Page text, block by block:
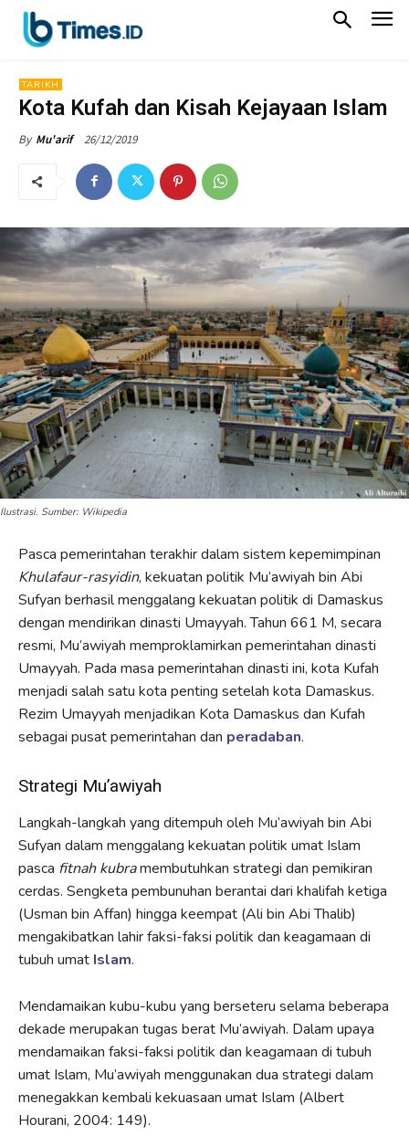
TARIKH
Kota Kufah dan Kisah Kejayaan Islam
By Mu'arif 26/12/2019
Ilustrasi. Sumber: Wikipedia
Pasca pemerintahan terakhir dalam sistem kepemimpinan
Khulafaur-rasyidin, kekuatan politik Mu’awiyah bin Abi
Sufyan berhasil menggalang kekuatan politik di Damaskus
dengan mendirikan dinasti Umayyah. Tahun 661 M, secara
resmi, Mu’awiyah memproklamirkan pemerintahan dinasti
Umayyah. Pada masa pemerintahan dinasti ini, kota Kufah
menjadi salah satu kota penting setelah kota Damaskus.
Rezim Umayyah menjadikan Kota Damaskus dan Kufah
sebagai pusat pemerintahan dan peradaban.
Strategi Mu’awiyah
Langkah-langkah yang ditempuh oleh Mu’awiyah bin Abi
Sufyan dalam menggalang kekuatan politik umat Islam
pasca fitnah kubramembutuhkan strategi dan pemikiran
cerdas. Sengketa pembunuhan berantai dari khalifah ketiga
(Usman bin Affan) hingga keempat (Ali bin Abi Thalib)
mengakibatkan lahir faksi-faksi politik dan keagamaan di
tubuh umat Islam.
Mendamaikan kubu-kubu yang berseteru selama beberapa
dekade merupakan tugas berat Mu’awiyah. Dalam upaya
mendamaikan faksi-faksi politik dan keagamaan di tubuh
umat Islam, Mu’awiyah menggunakan dua strategi dalam
menegakkan kembali kekuasaan umat Islam (Albert
Hourani, 2004: 149).